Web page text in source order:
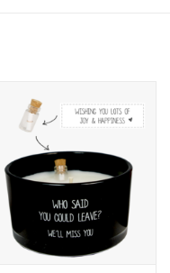
laat ruiken alsof het net